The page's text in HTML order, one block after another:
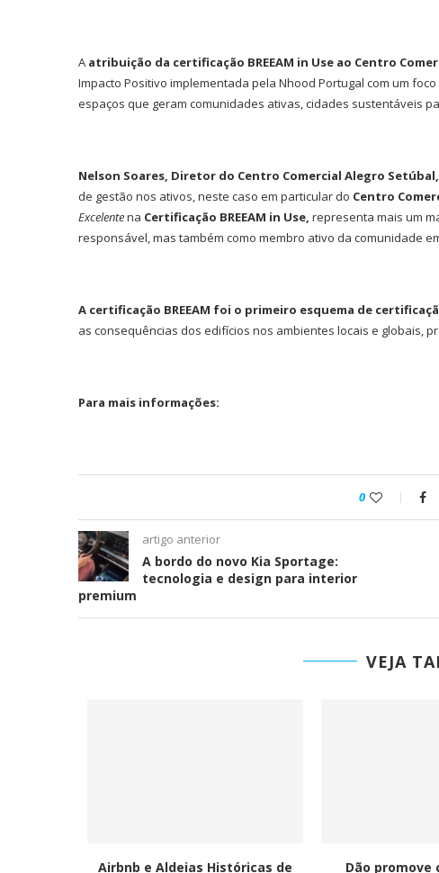
A atribuição da certificação BREEAM in Use ao Centro
Impacto Positivo implementada pela Nhood Portugal com um
espaços que geram comunidades ativas, cidades sustentáveis
Nelson Soares, Diretor do Centro Comercial Alegro Setúbal,
de gestão nos ativos, neste caso em particular do Centro
Excelentena Certificação BREEAM in Use, representa mais um
responsável, mas também como membro ativo da comunidade
A certificação BREEAM foi o primeiro esquema de
as consequências dos edifícios nos ambientes locais e globais,
Para mais informações:
0
artigo anterior
A bordo do novo Kia Sportage:
tecnologia e design para interior
premium
VEJA
Airbnb e Aldeias Históricas de Dão promove
Ironhack junta-se à DIG-IN